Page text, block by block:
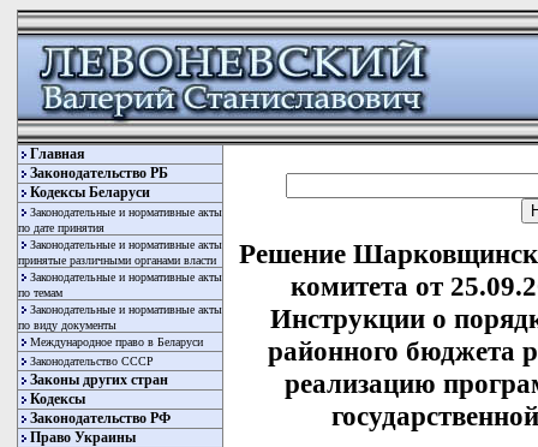
Главная
Законодательство РБ
Кодексы Беларуси
Законодательные и нормативные акты
по дате принятия
Законодательные и нормативные акты
принятые различными органами власти
Законодательные и нормативные акты
по темам
Законодательные и нормативные акты
по виду документы
Международное право в Беларуси
Законодательство СССР
Законы других стран
Кодексы
Законодательство РФ
Право Украины
Решение
комитета от
Инструкции о
районного бюджета
реализацию